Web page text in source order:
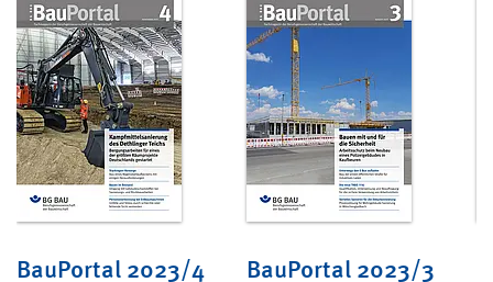
BauPortal 2023/4 BauPortal 2023/3